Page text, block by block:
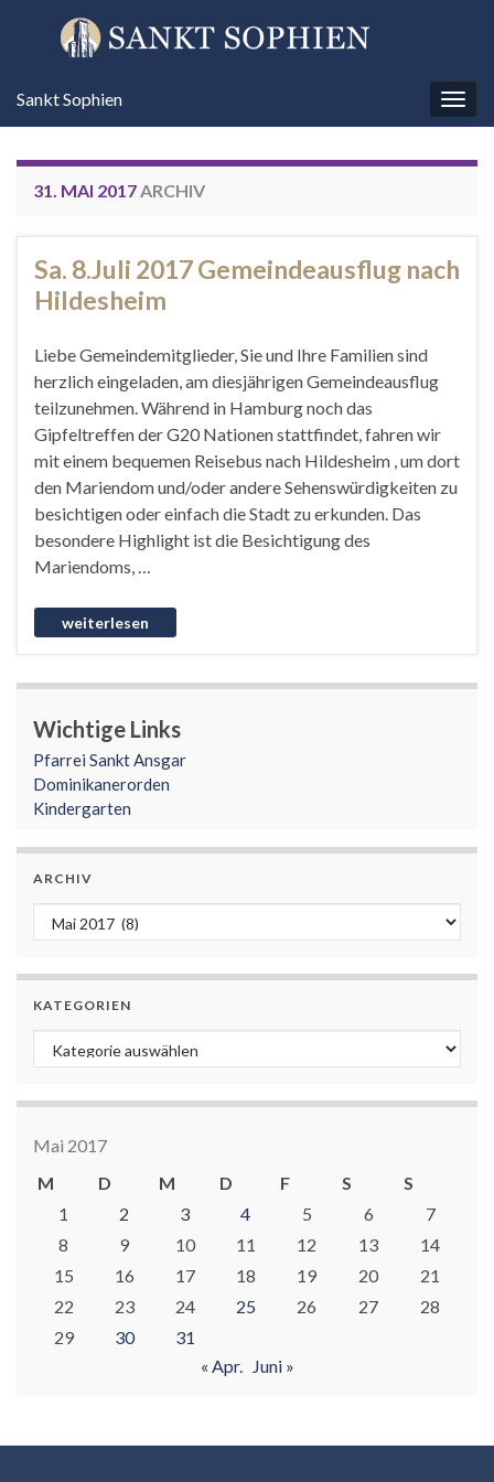
Sankt Sophien
31. MAI 2017ARCHIV
Sa. 8.Juli 2017 Gemeindeausflug nach
Hildesheim
Liebe Gemeindemitglieder, Sie und Ihre Familien sind
herzlich eingeladen, am diesjährigen Gemeindeausflug
teilzunehmen. Während in Hamburg noch das
Gipfeltreffen der G20 Nationen stattfindet, fahren wir
mit einem bequemen Reisebus nach Hildesheim , um dort
den Mariendom und/oder andere Sehenswürdigkeiten zu
besichtigen oder einfach die Stadt zu erkunden. Das
besondere Highlight ist die Besichtigung des
Mariendoms, …
Wichtige Links
Pfarrei Sankt Ansgar
Dominikanerorden
Kindergarten
ARCHIV
Archiv
KATEGORIEN
Kategorien
Mai 2017
M
D M D F S
S
1
2 3 4 5 6
7
8
9 10 11 12 13
14
15
16 17 18 19 20
21
22
23 24 25 26 27
28
29
30
31
« Apr.
Juni »